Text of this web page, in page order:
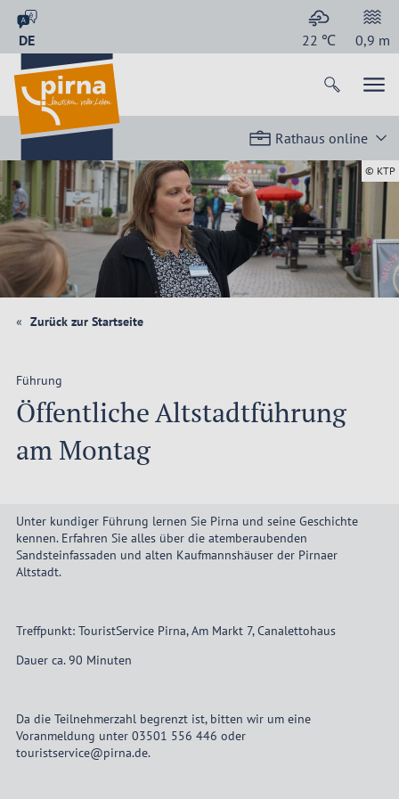
DE 22 ℃ 0,9 m
Rathaus online
© KTP
Zurück zur Startseite
Führung
Öffentliche Altstadtführung
am Montag
Unter kundiger Führung lernen Sie Pirna und seine Geschichte
kennen. Erfahren Sie alles über die atemberaubenden
Sandsteinfassaden und alten Kaufmannshäuser der Pirnaer
Altstadt.
Treffpunkt: TouristService Pirna, Am Markt 7, Canalettohaus
Dauer ca. 90 Minuten
Da die Teilnehmerzahl begrenzt ist, bitten wir um eine
Voranmeldung unter 03501 556 446 oder
touristservice@pirna.de.